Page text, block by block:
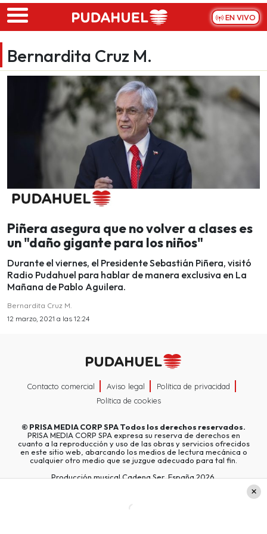
Skip to main content
EN VIVO
Bernardita Cruz M.
Piñera asegura que no volver a clases es
un "daño gigante para los niños"
Durante el viernes, el Presidente Sebastián Piñera, visitó
Radio Pudahuel para hablar de manera exclusiva en La
Mañana de Pablo Aguilera.
Bernardita Cruz M.
12 marzo, 2021 a las 12:24
Contacto comercial Aviso legal
Política de privacidad
Política de cookies
© PRISA MEDIA CORP SPATodos los derechos reservados.
PRISA MEDIA CORP SPA expresa su reserva de derechos en
cuanto a la reproducción y uso de las obras y servicios ofrecidos
en este sitio web, abarcando los medios de lectura mecánica o
cualquier otro medio que se juzgue adecuado para tal fin.
Producción musical Cadena Ser, España 2026.